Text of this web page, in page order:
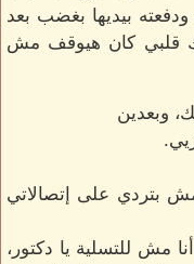
بيديها بغضب بعد
قلبي كان هيوقف مش
وبعدين
بتردي على إتصالاتي
مش للتسلية يا دكتور،